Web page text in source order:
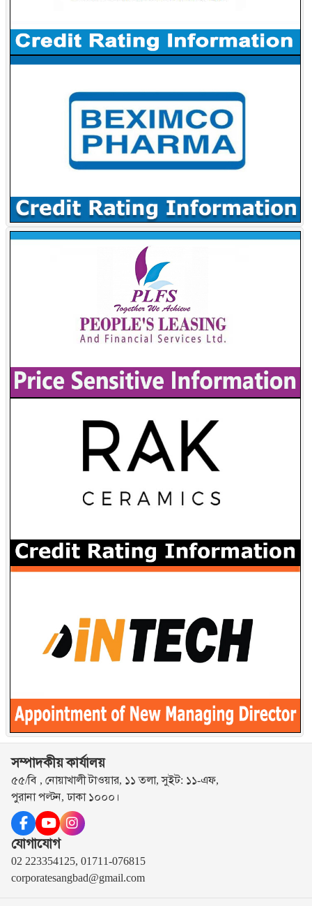
সম্পাদকীয় কার্যালয়
৫৫/বি , নোয়াখালী টাওয়ার, ১১ তলা, সুইট: ১১-এফ,
পুরানা পল্টন, ঢাকা ১০০০।
যোগাযোগ
02 223354125, 01711-076815
corporatesangbad@gmail.com